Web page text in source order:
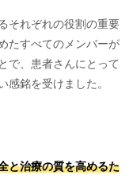
それぞれの役割の重要
たすべてのメンバーが
で、患者さんにとって
感銘を受けました。
と治療の質を高めるた